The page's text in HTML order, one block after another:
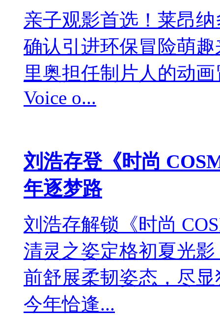
亲子观影首选！莱昂
确认引进环保冒险萌
里奥担任制片人的动
Voice o...
刘浩存登《时尚
年逐梦路
刘浩存解锁《时尚
清灵之姿定格初夏光
前舒展柔韧姿态，尽
今年恰逢...